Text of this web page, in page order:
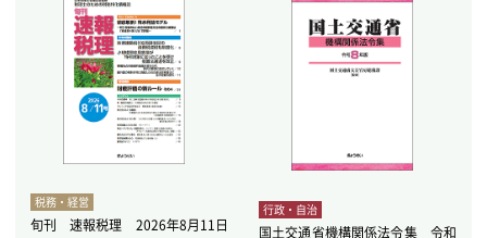
税務・経営
旬刊 速報税理 2026年8月11日
行政・自治
国土交通省機構関係法令集 令和